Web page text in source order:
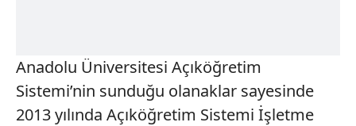
Anadolu Üniversitesi Açıköğretim
Sistemi’nin sunduğu olanaklar sayesinde
2013 yılında Açıköğretim Sistemi İşletme